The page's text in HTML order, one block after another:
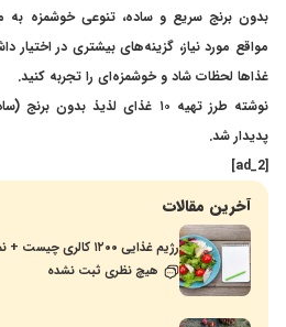
بدون برنج سریع و ساده، تنوعی خوشمزه به
مواقع مورد نیاز، گزینه‌های بیشتری در اختیار
غذاها لحظات شاد و خوشمزه‌ای را تجربه کنید.
نوشته طرز تهیه ۱۰ غذای لذیذ
پدیدار شد.
[ad_2]
آخرین مقالات
رژیم غذایی ۱۲۰۰ کالری چیست + نمونه برنامه
هیچ نظری ثبت نشده